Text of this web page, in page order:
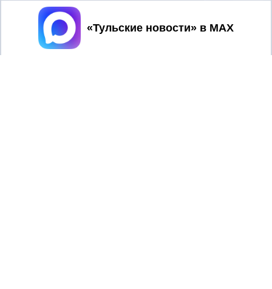
Принять